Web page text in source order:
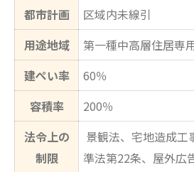
都市計画
区域内未線引
用途地域
第一種中高層住居専
建ぺい率
60％
容積率
200％
法令上の
制限
景観法、宅地造成工
準法第22条、屋外広